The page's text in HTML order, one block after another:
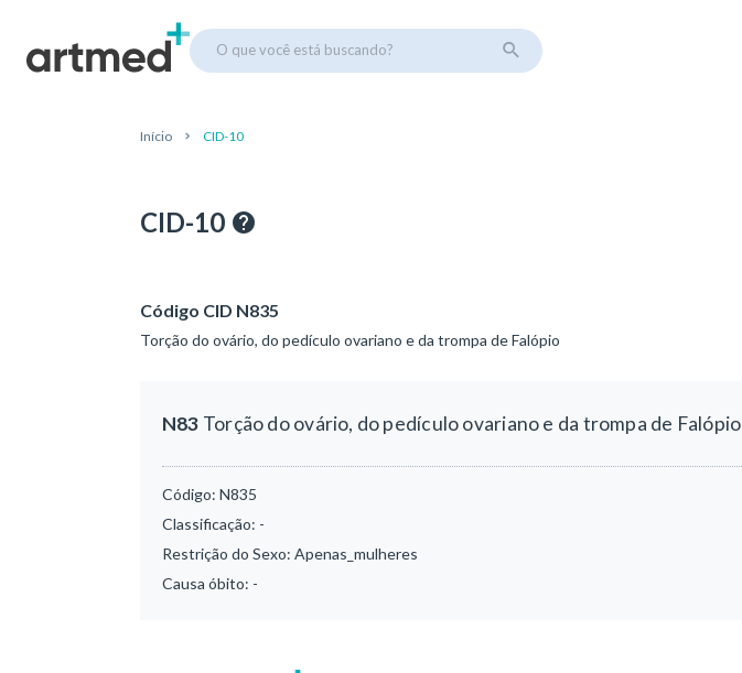
O que você está buscando?
Início CID-10
CID-10
Código CID N835
Torção do ovário, do pedículo ovariano e da trompa de Falópio
N83 Torção do ovário, do pedículo ovariano e da trompa de Falópio
Código: N835
Classificação: -
Restrição do Sexo: Apenas_mulheres
Causa óbito: -